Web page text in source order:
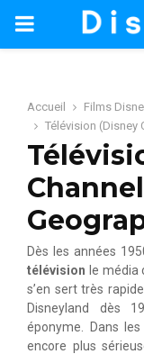
PRIMARY
Accueil
Films
Télévision (Disney
Dès les années
télévision le média
s’en sert très
Disneyland dès
éponyme. Dans
encore plus